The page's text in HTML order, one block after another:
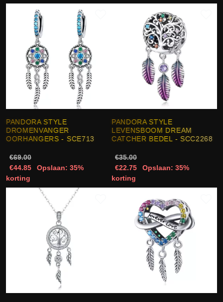
PANDORA STYLE
DROMENVANGER
OORHANGERS - SCE713
€69.00
€44.85
Opslaan: 35%
korting
PANDORA STYLE
LEVENSBOOM DREAM
CATCHER BEDEL - SCC2268
€35.00
€22.75
Opslaan: 35%
korting